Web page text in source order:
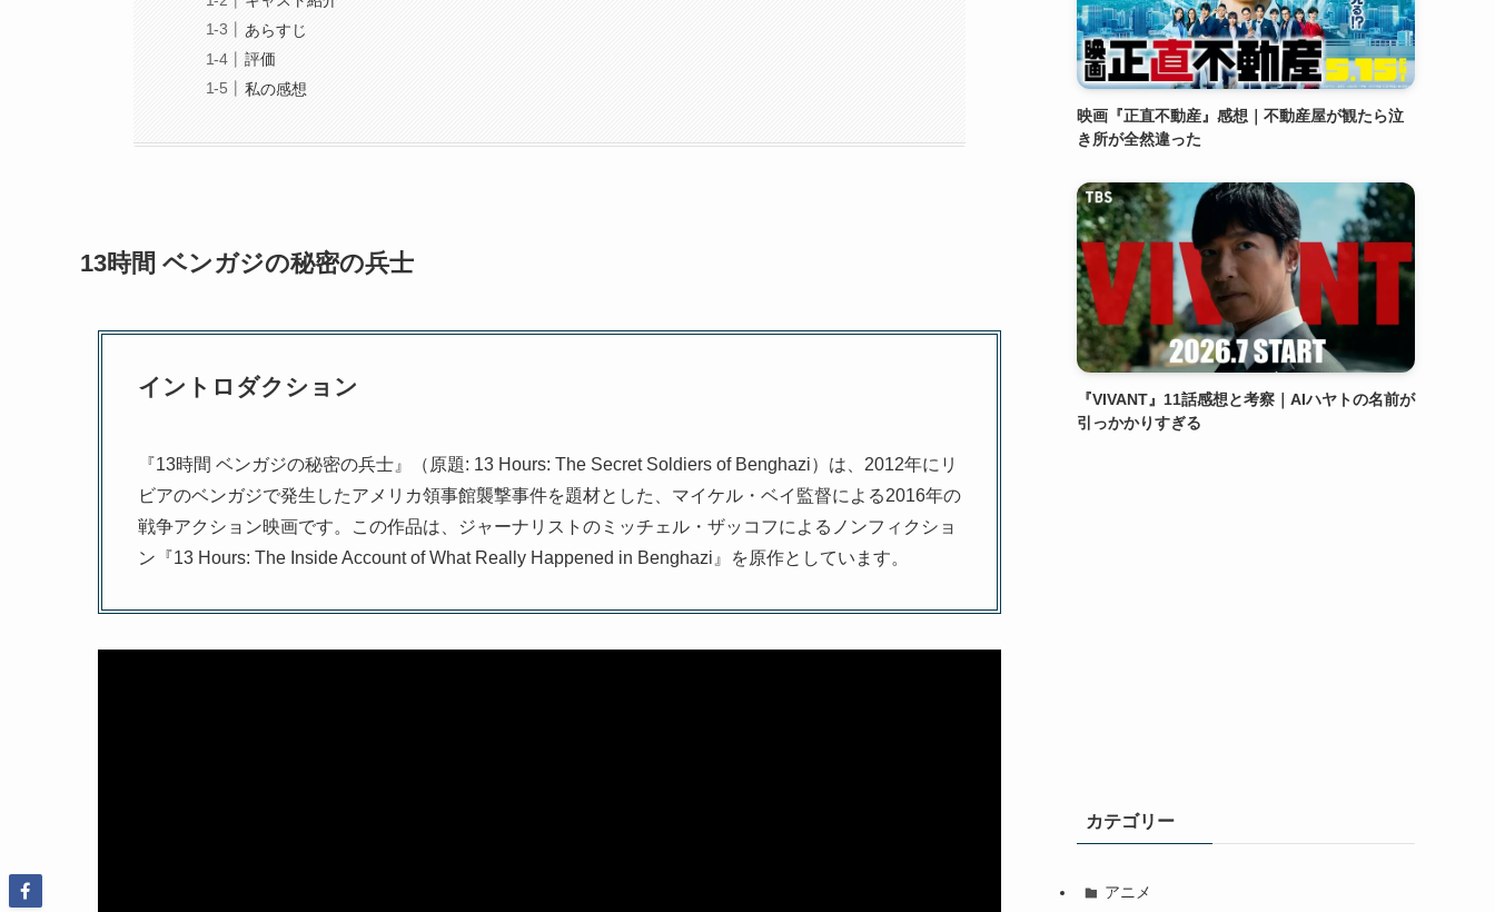
あらすじ
評価
私の感想
13時間 ベンガジの秘密の兵士
イントロダクション
『13時間 ベンガジの秘密の兵士』（原題: 13 Hours: The Secret Soldiers of Benghazi）は、2012年にリ
ビアのベンガジで発生したアメリカ領事館襲撃事件を題材とした、マイケル・ベイ監督による2016年の
戦争アクション映画です。この作品は、ジャーナリストのミッチェル・ザッコフによるノンフィクショ
ン『13 Hours: The Inside Account of What Really Happened in Benghazi』を原作としています。
映画『正直不動産』感想｜不動産屋が観たら泣
き所が全然違った
『VIVANT』11話感想と考察｜AIハヤトの名前が
引っかかりすぎる
カテゴリー
アニメ